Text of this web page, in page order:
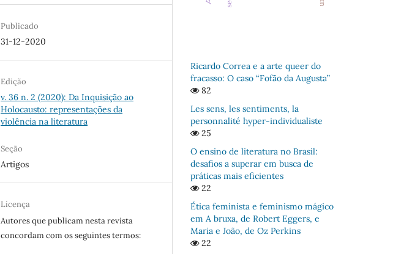
Publicado
31-12-2020
Edição
v. 36 n. 2 (2020): Da Inquisição ao
Holocausto: representações da
violência na literatura
Seção
Artigos
Licença
Autores que publicam nesta revista
concordam com os seguintes termos:
Ricardo Correa e a arte queer do
fracasso: O caso “Fofão da Augusta”
82
Les sens, les sentiments, la
personnalité hyper-individualiste
25
O ensino de literatura no Brasil:
desafios a superar em busca de
práticas mais eficientes
22
Ética feminista e feminismo mágico
em A bruxa, de Robert Eggers, e
Maria e João, de Oz Perkins
22